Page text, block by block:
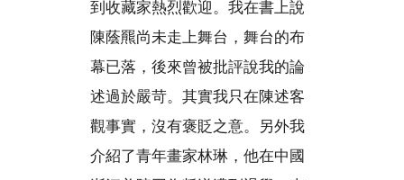
到收藏家熱烈歡迎。我在書上說
陳蔭羆尚未走上舞台，舞台的布
幕已落，後來曾被批評說我的論
述過於嚴苛。其實我只在陳述客
觀事實，沒有褒貶之意。另外我
介紹了青年畫家林琳，他在中國